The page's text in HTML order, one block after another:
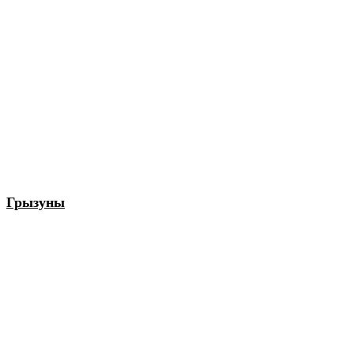
Грызуны